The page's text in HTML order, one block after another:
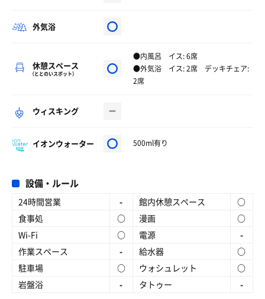
外気浴
休憩スペース
（ととのいスポット）
●内風呂 イス: 6席
●外気浴 イス: 2席 デッキチェア:
2席
ウィスキング
イオンウォーター 500ml有り
設備・ルール
24時間営業 - 館内休憩スペース
○
食事処
○ 漫画
○
Wi-Fi
○ 電源
-
作業スペース
- 給水器
○
駐車場
○ ウォシュレット
○
岩盤浴
- タトゥー -